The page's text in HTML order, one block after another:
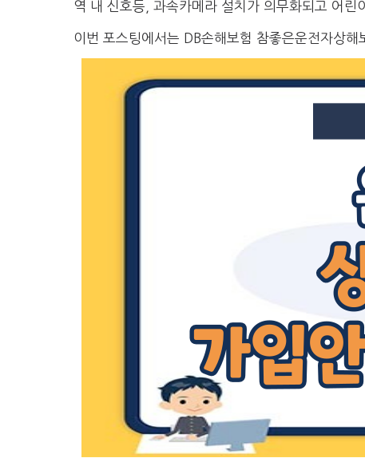
역 내 신호등, 과속카메라 설치가 의무화되고 어린
이번 포스팅에서는 DB손해보험 참좋은운전자상